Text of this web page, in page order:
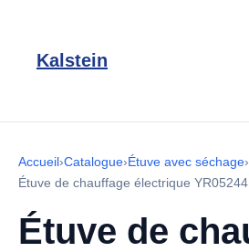
Kalstein
Accueil›Catalogue›Étuve avec séchage›
Étuve de chauffage électrique
Étuve de